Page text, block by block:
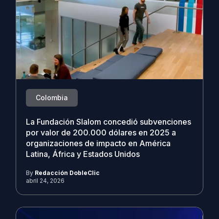
Colombia
La Fundación Slalom concedió subvenciones
por valor de 200.000 dólares en 2025 a
organizaciones de impacto en América
Latina, África y Estados Unidos
By Redacción DobleClic
abril 24, 2026